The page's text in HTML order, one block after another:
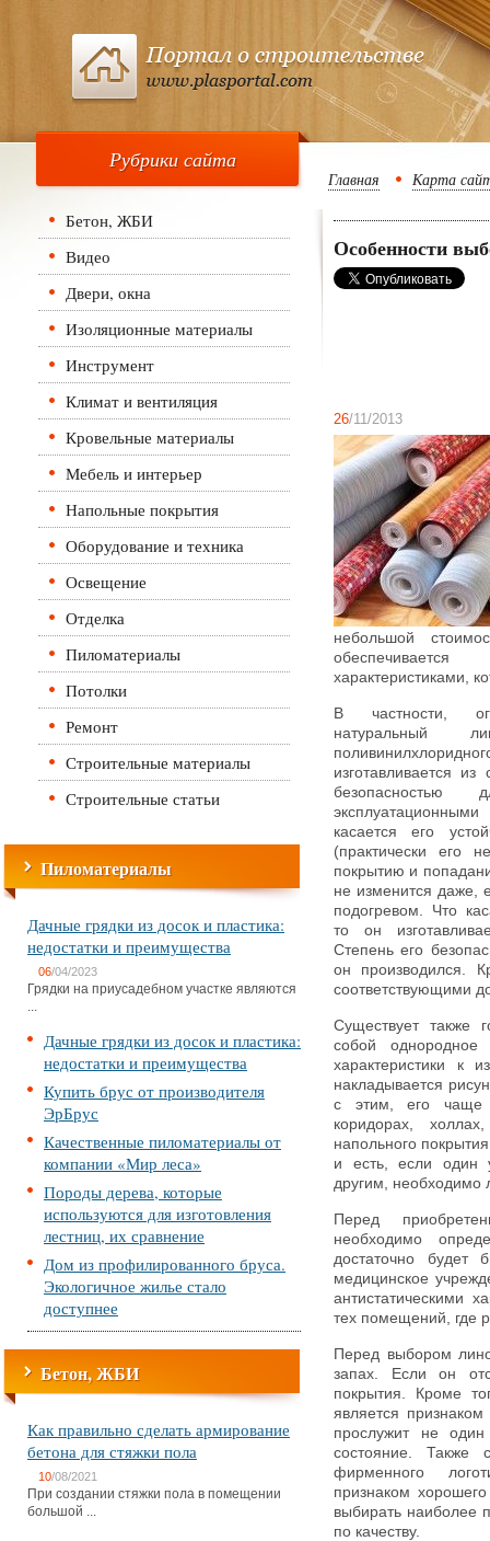
Рубрики сайта
Бетон, ЖБИ
Видео
Двери, окна
Изоляционные материалы
Инструмент
Климат и вентиляция
Кровельные материалы
Мебель и интерьер
Напольные покрытия
Оборудование и техника
Освещение
Отделка
Пиломатериалы
Потолки
Ремонт
Строительные материалы
Строительные статьи
Пиломатериалы
Дачные грядки из досок и пластика:
недостатки и преимущества
06/04/2023
Грядки на приусадебном участке являются
...
Дачные грядки из досок и пластика:
недостатки и преимущества
Купить брус от производителя
ЭрБрус
Качественные пиломатериалы от
компании «Мир леса»
Породы дерева, которые
используются для изготовления
лестниц, их сравнение
Дом из профилированного бруса.
Экологичное жилье стало
доступнее
Бетон, ЖБИ
Как правильно сделать армирование
бетона для стяжки пола
10/08/2021
При создании стяжки пола в помещении
большой ...
Главная Карта
Особенности
26/11/2013
небольшой
характеристиками,
В частности,
натуральный
изготавливается
касается его
(практически его
покрытию и
не изменится даже,
подогревом. Что
то он
Степень его
он производился.
соответствующими
Существует также
собой
характеристики к
накладывается
с этим, его чаще
коридорах,
напольного
и есть, если один
другим, необходимо
Перед
необходимо
достаточно будет
медицинское
антистатическими
тех помещений, где
Перед выбором
запах. Если он
покрытия. Кроме
является
прослужит не
состояние. Также
фирменного
признаком
выбирать наиболее
по качеству.